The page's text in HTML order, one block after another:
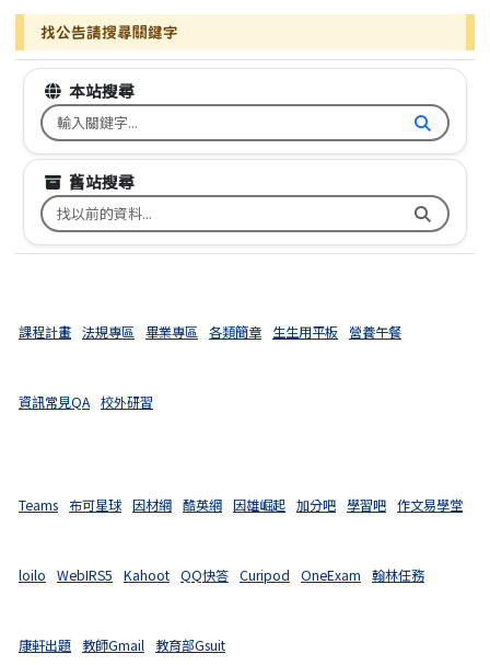
找公告請搜尋關鍵字
本站搜尋
搜尋台南市文元國小全球資訊網關鍵字
舊站搜尋
搜尋台南市文元國小舊校網關鍵字
課程計畫 法規專區 畢業專區 各類簡章 生生用平板 營養午餐
資訊常見QA 校外研習
Teams 布可星球 因材網 酷英網 因雄崛起 加分吧 學習吧 作文易學堂
loilo WebIRS5 Kahoot QQ快答 Curipod OneExam 翰林任務
康軒出題 教師Gmail 教育部Gsuit